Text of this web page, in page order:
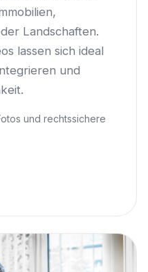
Landschaften.
lassen sich ideal
und
und rechtssichere